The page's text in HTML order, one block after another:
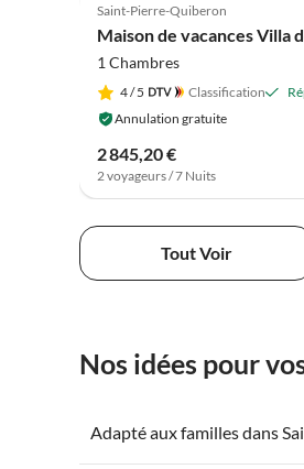
Saint-Pierre-Quiberon
Maison de vacances Villa
1 Chambres
4/ 5 Classification
Annulation gratuite
2 845,20 €
2 voyageurs / 7 Nuits
Tout Voir
Nos idées pour